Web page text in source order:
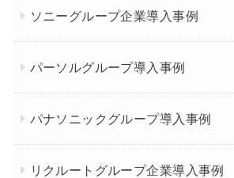
ソニーグループ企業導入事例
パーソルグループ導入事例
パナソニックグループ導入事例
リクルートグループ企業導入事例